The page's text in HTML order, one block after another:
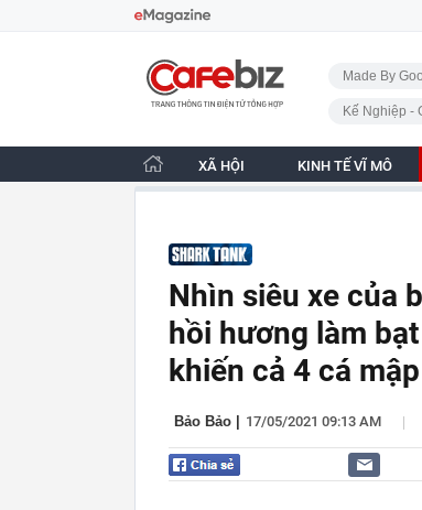
CafeBiz - Trang chủ
Made By
Kế Nghiệp -
XÃ HỘI KINH TẾ VĨ MÔ
Nhìn siêu xe của
hồi hương làm
khiến cả 4 cá
Bảo Bảo 17/05/2021 09:13 AM |